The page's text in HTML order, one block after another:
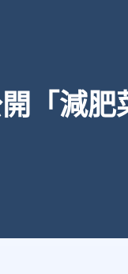
「減肥